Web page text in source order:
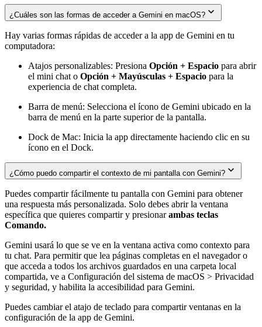
¿Cuáles son las formas de acceder a Gemini en macOS?
Hay varias formas rápidas de acceder a la app de Gemini en tu
computadora:
Atajos personalizables: Presiona Opción + Espacio para abrir
el mini chat o Opción + Mayúsculas + Espacio para la
experiencia de chat completa.
Barra de menú: Selecciona el ícono de Gemini ubicado en la
barra de menú en la parte superior de la pantalla.
Dock de Mac: Inicia la app directamente haciendo clic en su
ícono en el Dock.
¿Cómo puedo compartir el contexto de mi pantalla con Gemini?
Puedes compartir fácilmente tu pantalla con Gemini para obtener
una respuesta más personalizada. Solo debes abrir la ventana
específica que quieres compartir y presionarambas teclas
Comando.
Gemini usará lo que se ve en la ventana activa como contexto para
tu chat. Para permitir que lea páginas completas en el navegador o
que acceda a todos los archivos guardados en una carpeta local
compartida, ve a Configuración del sistema de macOS > Privacidad
y seguridad, y habilita la accesibilidad para Gemini.
Puedes cambiar el atajo de teclado para compartir ventanas en la
configuración de la app de Gemini.